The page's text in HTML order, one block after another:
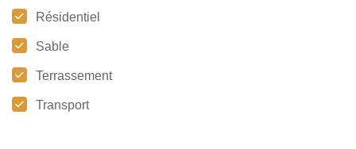
Résidentiel
Sable
Terrassement
Transport